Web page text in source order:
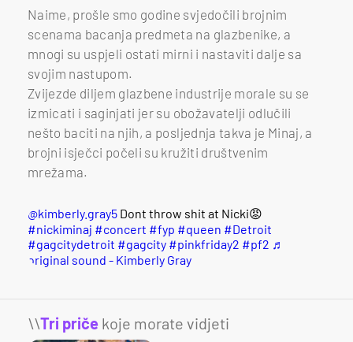
Naime, prošle smo godine svjedočili brojnim
scenama bacanja predmeta na glazbenike, a
mnogi su uspjeli ostati mirni i nastaviti dalje sa
svojim nastupom.
Zvijezde diljem glazbene industrije morale su se
izmicati i saginjati jer su obožavatelji odlučili
nešto baciti na njih, a posljednja takva je Minaj, a
brojni isječci počeli su kružiti društvenim
mrežama.
@kimberly.gray5 Dont throw shit at Nicki😡
#nickiminaj #concert #fyp #queen #Detroit
#gagcitydetroit #gagcity #pinkfriday2 #pf2 ♬
original sound - Kimberly Gray
\\Tri priče koje morate vidjeti